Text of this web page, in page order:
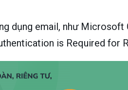
dụng email, như Microsoft
is Required for